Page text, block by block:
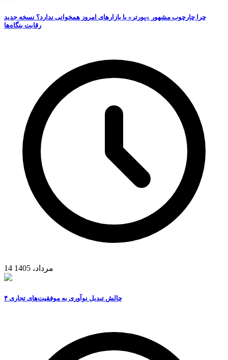
چرا چارچوب مشهور «پورتر» با بازارهای امروز همخوانی ندارد؟ نسخه جدید
رقابت‌ بنگاه‌ها
14 مرداد، 1405
۴ چالش تبدیل نوآوری به موفقیت‌های تجاری